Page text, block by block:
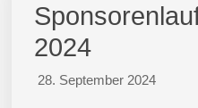
2024
28. September 2024